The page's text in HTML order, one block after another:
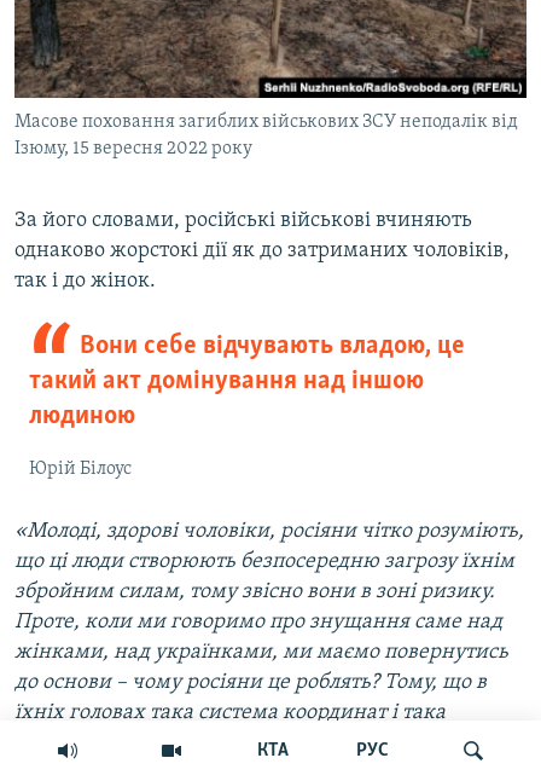
КТА РУС
Масове поховання загиблих військових ЗСУ неподалік від
Ізюму, 15 вересня 2022 року
За його словами, російські військові вчиняють
однаково жорстокі дії як до затриманих чоловіків,
так і до жінок.
Вони себе відчувають владою, це
такий акт домінування над іншою
людиною
Юрій Білоус
«Молоді, здорові чоловіки, росіяни чітко розуміють,
що ці люди створюють безпосередню загрозу їхнім
збройним силам, тому звісно вони в зоні ризику.
Проте, коли ми говоримо про знущання саме над
жінками, над українками, ми маємо повернутись
до основи – чому росіяни це роблять? Тому, що в
їхніх головах така система координат і така
поведінка є нормальною. Вони себе відчувають